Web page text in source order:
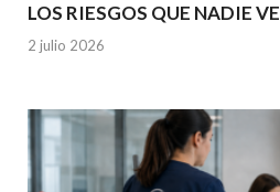
LOS RIESGOS QUE NADIE VE
2 julio 2026